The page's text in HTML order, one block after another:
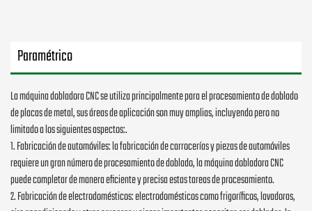
Paramétrico
La máquina dobladora CNC se utiliza principalmente para el procesamiento de doblado
de placas de metal, sus áreas de aplicación son muy amplias, incluyendo pero no
limitado a los siguientes aspectos:.
1. Fabricación de automóviles: la fabricación de carrocerías y piezas de automóviles
requiere un gran número de procesamiento de doblado, la máquina dobladora CNC
puede completar de manera eficiente y precisa estas tareas de procesamiento.
2. Fabricación de electrodomésticos: electrodomésticos como frigoríficos, lavadoras,